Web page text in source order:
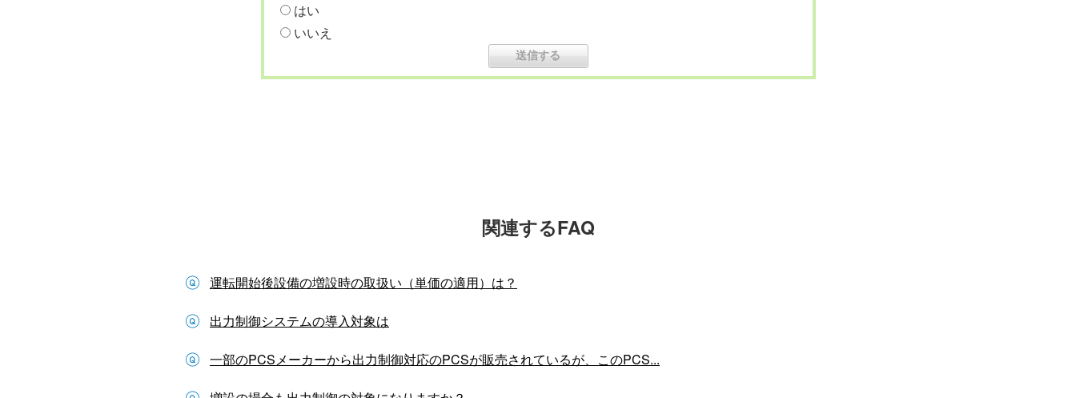
はい
いいえ
関連するFAQ
運転開始後設備の増設時の取扱い（単価の適用）は？
出力制御システムの導入対象は
一部のPCSメーカーから出力制御対応のPCSが販売されているが、このPCS...